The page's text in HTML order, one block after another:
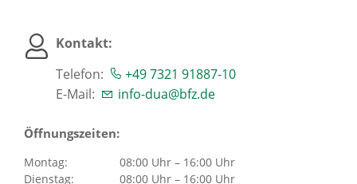
Öffnungszeiten:
Montag:
08:00 Uhr – 16:00 Uhr
Dienstag:
08:00 Uhr – 16:00 Uhr
Kontakt:
Telefon:
+49 7321 91887-10
E-Mail:
info-dua@bfz.de